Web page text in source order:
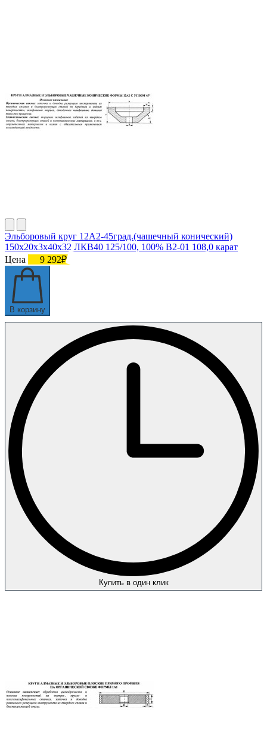
Эльборовый круг 12А2-45град.(чашечный конический)
150х20х3х40х32 ЛКВ40 125/100, 100% В2-01 108,0 карат
Цена
9 292₽
В корзину
Купить в один клик